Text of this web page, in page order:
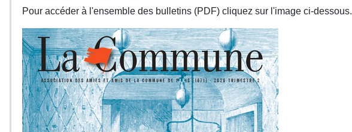
Pour accéder à l'ensemble des bulletins (PDF) cliquez sur l'image ci-dessous.